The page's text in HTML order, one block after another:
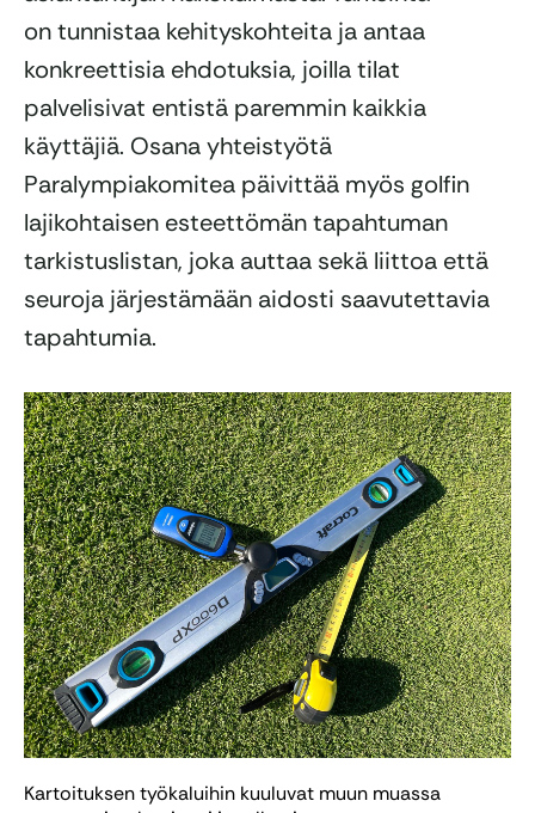
on tunnistaa kehityskohteita ja antaa
konkreettisia ehdotuksia, joilla tilat
palvelisivat entistä paremmin kaikkia
käyttäjiä. Osana yhteistyötä
Paralympiakomitea päivittää myös golfin
lajikohtaisen esteettömän tapahtuman
tarkistuslistan, joka auttaa sekä liittoa että
seuroja järjestämään aidosti saavutettavia
tapahtumia.
Kartoituksen työkaluihin kuuluvat muun muassa